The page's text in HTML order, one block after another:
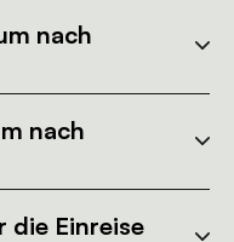
nach
nach
die Einreise